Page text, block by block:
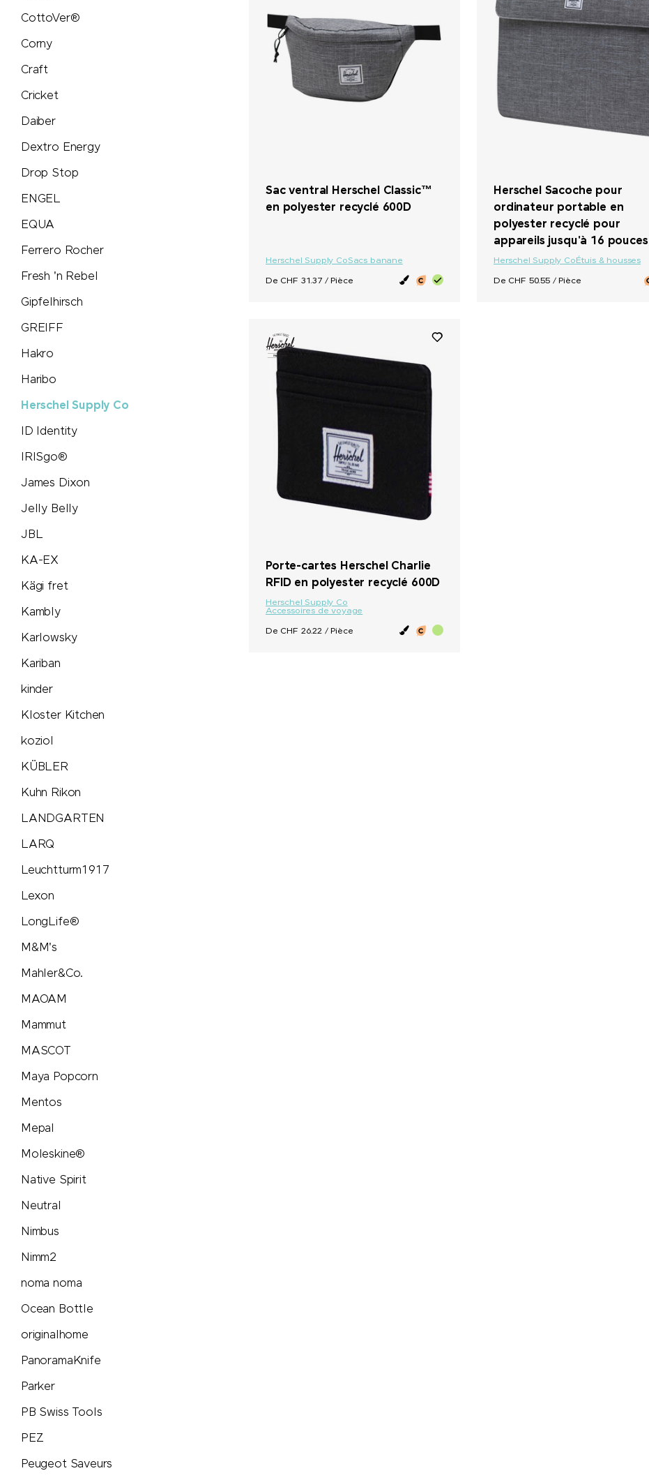
CottoVer®
Corny
Craft
Cricket
Daiber
Dextro Energy
Drop Stop
ENGEL
EQUA
Ferrero Rocher
Fresh 'n Rebel
Gipfelhirsch
GREIFF
Hakro
Haribo
Herschel Supply Co
ID Identity
IRISgo®
James Dixon
Jelly Belly
JBL
KA-EX
Kägi fret
Kambly
Karlowsky
Kariban
kinder
Kloster Kitchen
koziol
KÜBLER
Kuhn Rikon
LANDGARTEN
LARQ
Leuchtturm1917
Lexon
LongLife®
M&M's
Mahler&Co.
MAOAM
Mammut
MASCOT
Maya Popcorn
Mentos
Mepal
Moleskine®
Native Spirit
Neutral
Nimbus
Nimm2
noma noma
Ocean Bottle
originalhome
PanoramaKnife
Parker
PB Swiss Tools
PEZ
Peugeot Saveurs
Sac ventral Herschel Classic™
en polyester recyclé 600D
Herschel Supply CoSacs banane
De CHF 31.37 / Pièce
Herschel Sacoche pour
ordinateur portable en
polyester recyclé pour
appareils jusqu'à 16 pouces
Herschel Supply CoÉtuis & housses
De CHF 50.55 / Pièce
Porte-cartes Herschel Charlie
RFID en polyester recyclé 600D
Herschel Supply Co
Accessoires de voyage
De CHF 26.22 / Pièce
Rominox®
Russell
savontage
SEAQUAL
Secrid
Senator®
SideFill
Sirocco
Soeder
STABILO
Stanley/Stella
Stanley 1913
SWIZA®
TEE JAYS
Terra Verde
Tic Tac
Toblerone
Trauffer
TROIKA®
Trolli
Victorinox
Victorinox & Caran d'Ache
Vinga
Waterman
Xoopar
ZORR